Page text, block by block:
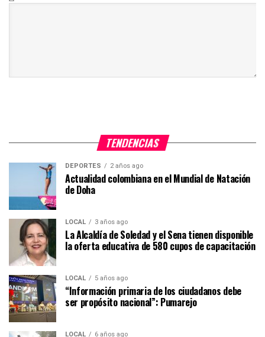
TENDENCIAS
DEPORTES 2 años ago
Actualidad colombiana en el Mundial de Natación
de Doha
LOCAL 3 años ago
La Alcaldía de Soledad y el Sena tienen disponible
la oferta educativa de 580 cupos de capacitación
LOCAL 5 años ago
“Información primaria de los ciudadanos debe
ser propósito nacional”: Pumarejo
LOCAL 6 años ago